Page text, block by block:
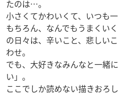
たのは…。
小さくてかわいくて、いつも一
もちろん、なんでもうまくい
の日々は、辛いこと、悲しい
わせ。
でも、大好きなみんなと一緒
い」。
ここでしか読めない描きおろ